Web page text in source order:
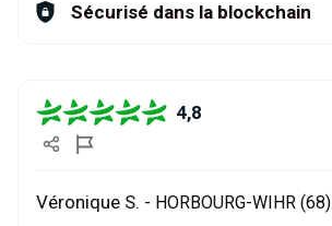
Sécurisé dans la blockchain
4,8
Véronique S. - HORBOURG-WIHR (68)